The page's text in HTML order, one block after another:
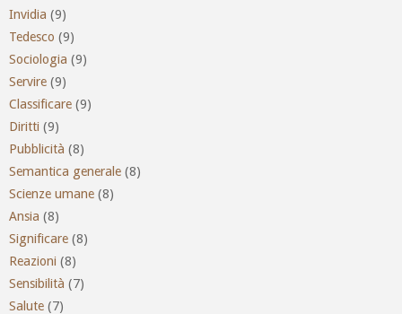
Invidia (9)
Tedesco (9)
Sociologia (9)
Servire (9)
Classificare (9)
Diritti (9)
Pubblicità (8)
Semantica generale (8)
Scienze umane (8)
Ansia (8)
Significare (8)
Reazioni (8)
Sensibilità (7)
Salute (7)